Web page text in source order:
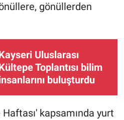
gönüllerden
Uluslarası
Toplantısı bilim
buluşturdu
kapsamında yurt